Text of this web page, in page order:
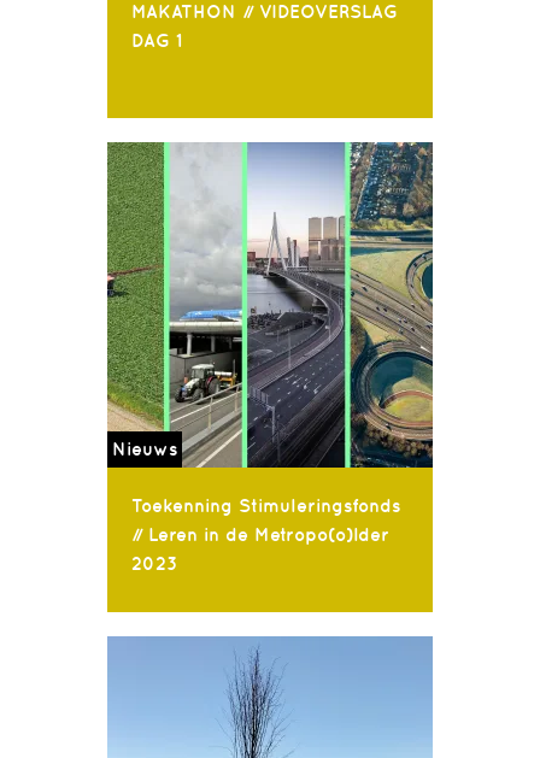
MAKATHON // VIDEOVERSLAG
DAG 1
Nieuws
Toekenning Stimuleringsfonds
// Leren in de Metropo(o)lder
2023